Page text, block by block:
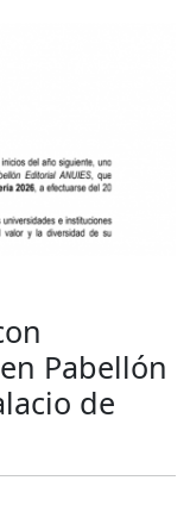
Pabellón
de